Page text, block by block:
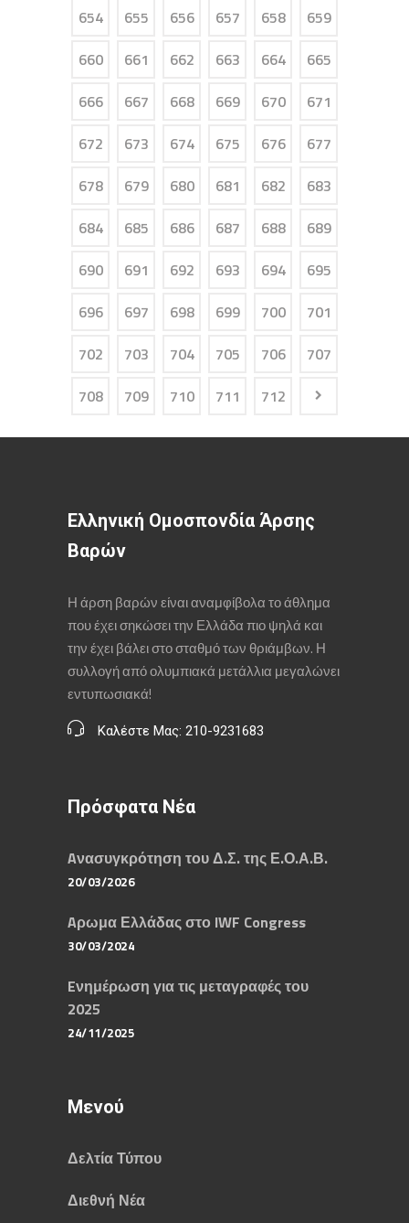
654
655 656 657 658
659
660
661 662 663 664
665
666
667 668 669 670
671
672
673 674 675 676
677
678
679 680 681 682
683
684
685 686 687 688
689
690
691 692 693 694
695
696
697 698 699 700
701
702
703 704 705 706
707
708
709 710 711 712
Ελληνική Ομοσπονδία Άρσης
Βαρών
Η άρση βαρών είναι αναμφίβολα το άθλημα
που έχει σηκώσει την Ελλάδα πιο ψηλά και
την έχει βάλει στο σταθμό των θριάμβων. Η
συλλογή από ολυμπιακά μετάλλια μεγαλώνει
εντυπωσιακά!
Καλέστε Μας: 210-9231683
Πρόσφατα Νέα
Aνασυγκρότηση του Δ.Σ. της Ε.Ο.Α.Β.
20/03/2026
Aρωμα Ελλάδας στο IWF Congress
30/03/2024
Eνημέρωση για τις μεταγραφές του
2025
24/11/2025
Μενού
Δελτία Τύπου
Διεθνή Νέα